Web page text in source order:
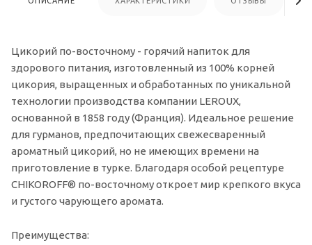
Цикорий по-восточному - горячий напиток для
здорового питания, изготовленный из 100% корней
цикория, выращенных и обработанных по уникальной
технологии производства компании LEROUX,
основанной в 1858 году (Франция). Идеальное решение
для гурманов, предпочитающих свежесваренный
ароматный цикорий, но не имеющих времени на
приготовление в турке. Благодаря особой рецептуре
CHIKOROFF® по-восточному откроет мир крепкого вкуса
и густого чарующего аромата.
Преимущества: